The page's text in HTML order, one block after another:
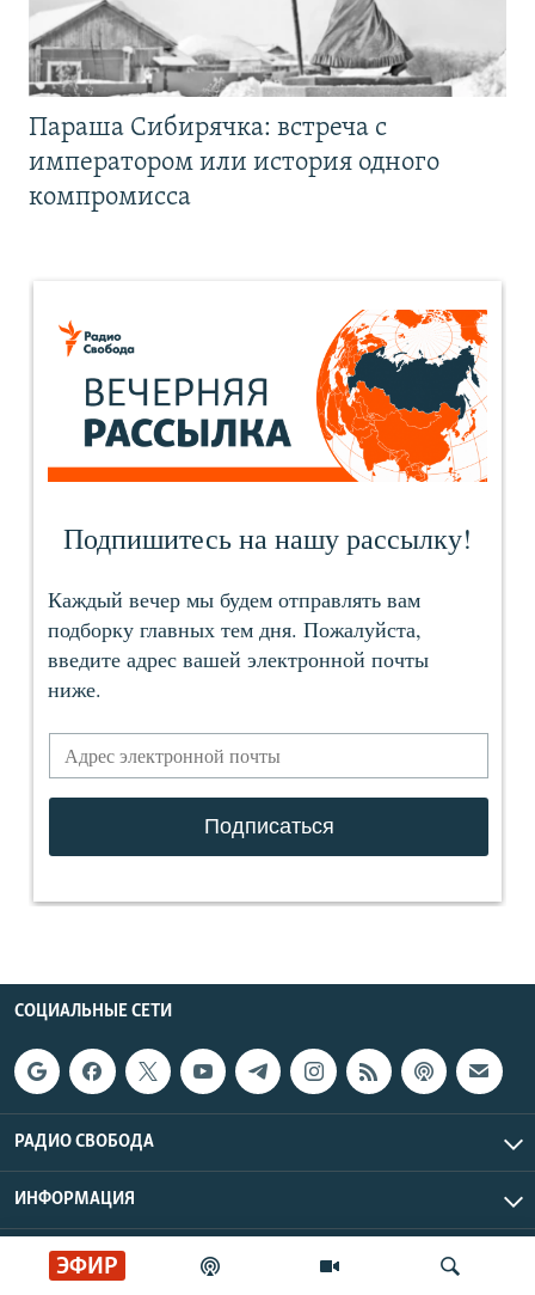
ЭФИР
Параша Сибирячка: встреча с
императором или история одного
компромисса
СОЦИАЛЬНЫЕ СЕТИ
РАДИО СВОБОДА
ИНФОРМАЦИЯ
Радио Свобода © 2026 RFE/RL, Inc. | Все права защищены.